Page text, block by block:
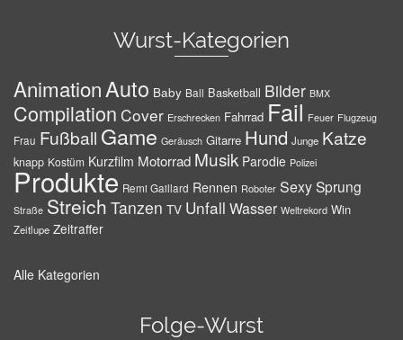
Wurst-Kategorien
AnimationAuto Baby Ball Basketball Bilder BMX
Compilation Cover Erschrecken Fahrrad Fail Feuer Flugzeug
Frau Fußball Game Geräusch Gitarre Hund Junge Katze
knapp Kostüm Kurzfilm Motorrad Musik Parodie Polizei
Produkte Remi Gaillard Rennen Roboter SexySprung
Straße Streich Tanzen TV Unfall Wasser Weltrekord Win
Zeitlupe Zeitraffer
Alle Kategorien
Folge-Wurst